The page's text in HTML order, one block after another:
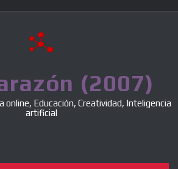
(2007)
online, Educación, Creatividad, Inteligencia
artificial